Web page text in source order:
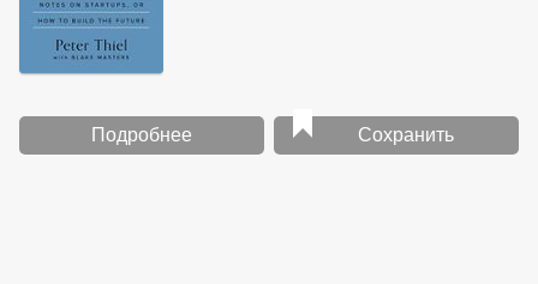
Подробнее Сохранить